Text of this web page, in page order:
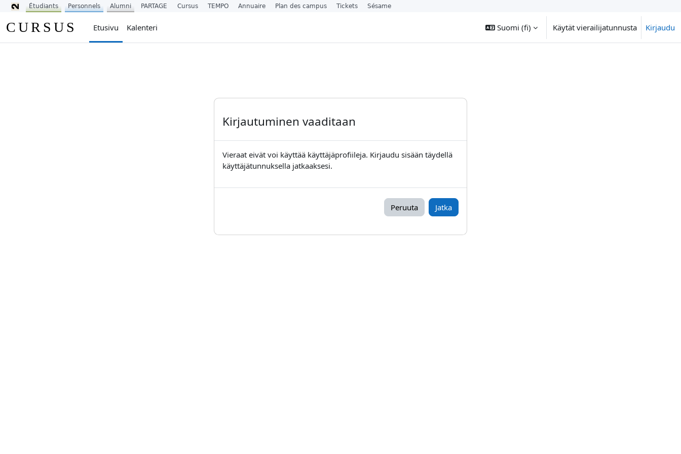
CURSUS Etusivu Kalenteri Suomi ‎(fi)‎ Käytät vierailijatunnusta Kirjaudu
Kirjautuminen vaaditaan
Vieraat eivät voi käyttää käyttäjäprofiileja. Kirjaudu sisään täydellä
käyttäjätunnuksella jatkaaksesi.
Peruuta Jatka
Étudiants Personnels Alumni PARTAGE Cursus TEMPO Annuaire Plan des campus Tickets Sésame